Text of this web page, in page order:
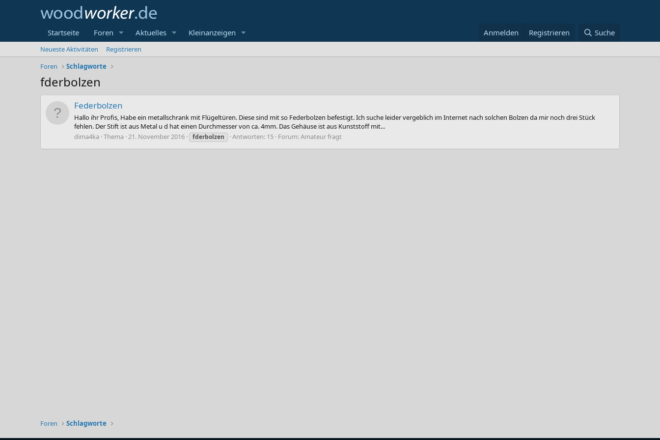
Startseite Foren Aktuelles Kleinanzeigen Anmelden Registrieren Suche
Neueste Aktivitäten
Registrieren
Foren
Schlagworte
fderbolzen
Federbolzen
Hallo ihr Profis, Habe ein metallschrank mit Flügeltüren. Diese sind mit so Federbolzen befestigt. Ich suche leider vergeblich im Internet nach solchen Bolzen da mir noch drei Stück
fehlen. Der Stift ist aus Metal u d hat einen Durchmesser von ca. 4mm. Das Gehäuse ist aus Kunststoff mit...
dima4ka Thema 21. November 2016 fderbolzen Antworten: 15 Forum:Amateur fragt
Foren Schlagworte